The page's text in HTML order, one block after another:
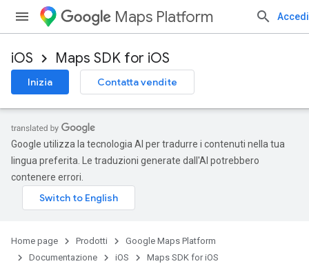
Maps Platform Accedi
iOS Maps SDK for iOS
Inizia Contatta vendite
Google utilizza la tecnologia AI per tradurre i contenuti nella tua
lingua preferita. Le traduzioni generate dall'AI potrebbero
contenere errori.
Home page Prodotti
Google Maps Platform
Documentazione
iOS Maps SDK for iOS